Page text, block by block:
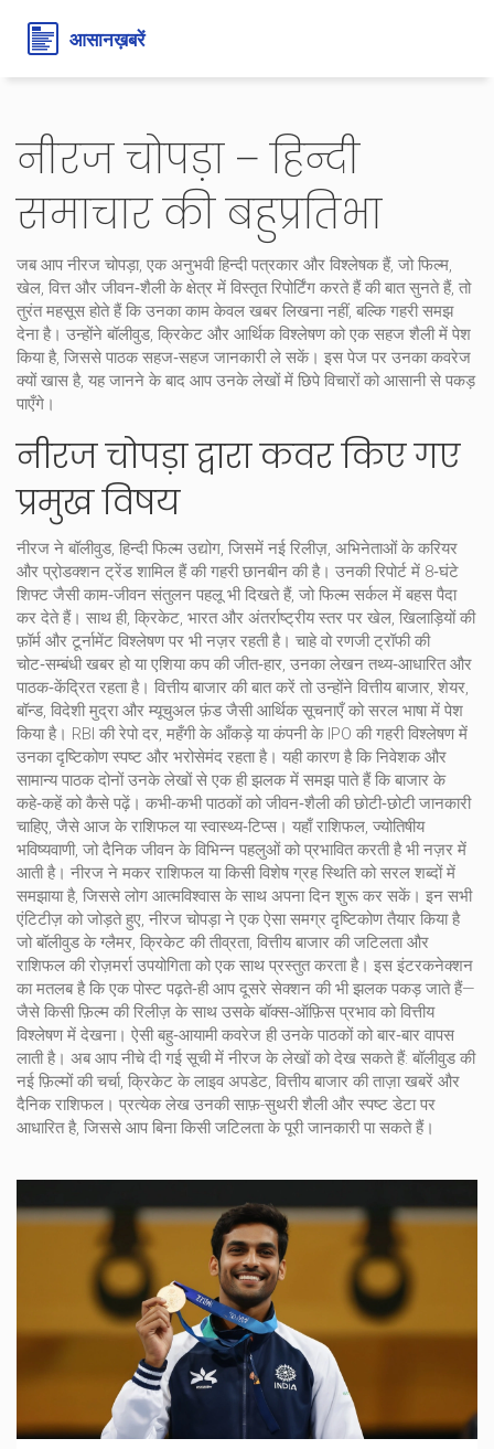
नीरज चोपड़ा – हिन्दी
समाचार की बहुप्रतिभा
जब आपनीरज चोपड़ा, एक अनुभवी हिन्दी पत्रकार और विश्लेषक हैं, जो फिल्म,
खेल, वित्त और जीवन‑शैली के क्षेत्र में विस्तृत रिपोर्टिंग करते हैंकी बात सुनते हैं, तो
तुरंत महसूस होते हैं कि उनका काम केवल खबर लिखना नहीं, बल्कि गहरी समझ
देना है। उन्होंने बॉलीवुड, क्रिकेट और आर्थिक विश्लेषण को एक सहज शैली में पेश
किया है, जिससे पाठक सहज‑सहज जानकारी ले सकें। इस पेज पर उनका कवरेज
क्यों खास है, यह जानने के बाद आप उनके लेखों में छिपे विचारों को आसानी से पकड़
पाएँगे।
नीरज चोपड़ा द्वारा कवर किए गए
प्रमुख विषय
नीरज ने बॉलीवुड, हिन्दी फिल्म उद्योग, जिसमें नई रिलीज़, अभिनेताओं के करियर
और प्रो़डक्शन ट्रेंड शामिल हैंकी गहरी छानबीन की है। उनकी रिपोर्ट में 8‑घंटे
शिफ्ट जैसी काम‑जीवन संतुलन पहलू भी दिखते हैं, जो फिल्म सर्कल में बहस पैदा
कर देते हैं। साथ ही, क्रिकेट, भारत और अंतर्राष्ट्रीय स्तर पर खेल, खिलाड़ियों की
फ़ॉर्म और टूर्नामेंट विश्लेषणपर भी नज़र रहती है। चाहे वो रणजी ट्रॉफी की
चोट‑सम्बंधी खबर हो या एशिया कप की जीत‑हार, उनका लेखन तथ्य‑आधारित और
पाठक‑केंद्रित रहता है। वित्तीय बाजार की बात करें तो उन्होंने वित्तीय बाजार, शेयर,
बॉन्ड, विदेशी मुद्रा और म्यूचुअल फ़ंड जैसी आर्थिक सूचनाएँको सरल भाषा में पेश
किया है। RBI की रेपो दर, महँगी के आँकड़े या कंपनी के IPO की गहरी विश्लेषण में
उनका दृष्टिकोण स्पष्ट और भरोसेमंद रहता है। यही कारण है कि निवेशक और
सामान्य पाठक दोनों उनके लेखों से एक ही झलक में समझ पाते हैं कि बाजार के
कहे‑कहें को कैसे पढ़ें। कभी‑कभी पाठकों को जीवन‑शैली की छोटी‑छोटी जानकारी
चाहिए, जैसे आज के राशिफल या स्वास्थ्य‑टिप्स। यहाँराशिफल, ज्योतिषीय
भविष्यवाणी, जो दैनिक जीवन के विभिन्न पहलुओं को प्रभावित करती हैभी नज़र में
आती है। नीरज ने मकर राशिफल या किसी विशेष ग्रह स्थिति को सरल शब्दों में
समझाया है, जिससे लोग आत्मविश्वास के साथ अपना दिन शुरू कर सकें। इन सभी
एंटिटीज़ को जोड़ते हुए, नीरज चोपड़ा ने एक ऐसा समग्र दृष्टिकोण तैयार किया है
जो बॉलीवुड के ग्लैमर, क्रिकेट की तीव्रता, वित्तीय बाजार की जटिलता और
राशिफल की रोज़मर्रा उपयोगिता को एक साथ प्रस्तुत करता है। इस इंटरकनेक्शन
का मतलब है कि एक पोस्ट पढ़ते‑ही आप दूसरे सेक्शन की भी झलक पकड़ जाते हैं—
जैसे किसी फ़िल्म की रिलीज़ के साथ उसके बॉक्स‑ऑफ़िस प्रभाव को वित्तीय
विश्लेषण में देखना। ऐसी बहु‑आयामी कवरेज ही उनके पाठकों को बार‑बार वापस
लाती है। अब आप नीचे दी गई सूची में नीरज के लेखों को देख सकते हैं: बॉलीवुड की
नई फ़िल्मों की चर्चा, क्रिकेट के लाइव अपडेट, वित्तीय बाजार की ताज़ा खबरें और
दैनिक राशिफल। प्रत्येक लेख उनकी साफ़-सुथरी शैली और स्पष्ट डेटा पर
आधारित है, जिससे आप बिना किसी जटिलता के पूरी जानकारी पा सकते हैं।